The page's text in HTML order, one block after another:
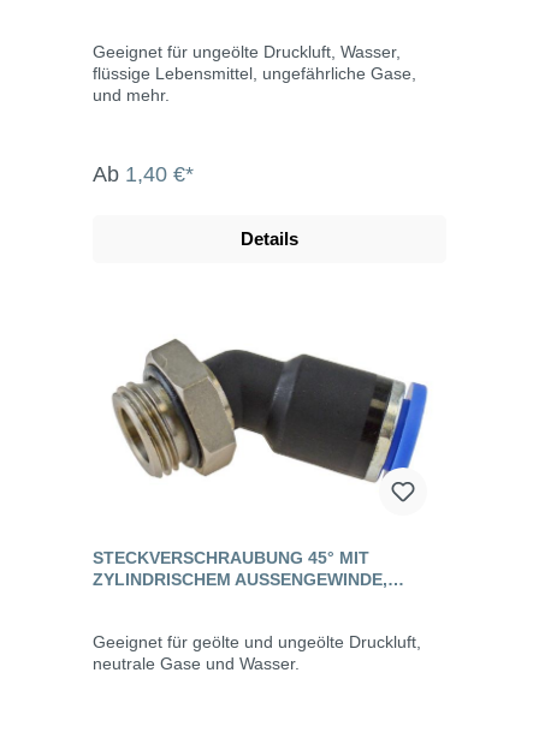
Geeignet für ungeölte Druckluft, Wasser,
flüssige Lebensmittel, ungefährliche Gase,
und mehr.
Ab 1,40 €*
Details
STECKVERSCHRAUBUNG 45° MIT
ZYLINDRISCHEM AUSSENGEWINDE, S
Geeignet für geölte und ungeölte Druckluft,
neutrale Gase und Wasser.